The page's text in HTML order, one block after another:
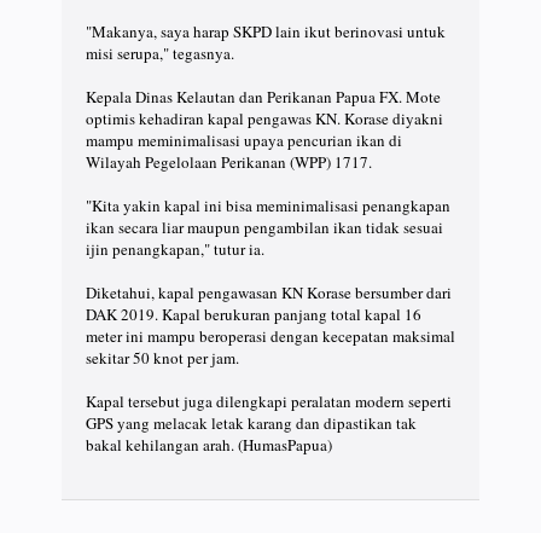
"Makanya, saya harap SKPD lain ikut berinovasi untuk
misi serupa," tegasnya.⠀
Kepala Dinas Kelautan dan Perikanan Papua FX. Mote
optimis kehadiran kapal pengawas KN. Korase diyakni
mampu meminimalisasi upaya pencurian ikan di
Wilayah Pegelolaan Perikanan (WPP) 1717.⠀
"Kita yakin kapal ini bisa meminimalisasi penangkapan
ikan secara liar maupun pengambilan ikan tidak sesuai
ijin penangkapan," tutur ia.⠀
Diketahui, kapal pengawasan KN Korase bersumber dari
DAK 2019. Kapal berukuran panjang total kapal 16
meter ini mampu beroperasi dengan kecepatan maksimal
sekitar 50 knot per jam.⠀
Kapal tersebut juga dilengkapi peralatan modern seperti
GPS yang melacak letak karang dan dipastikan tak
bakal kehilangan arah. (HumasPapua)